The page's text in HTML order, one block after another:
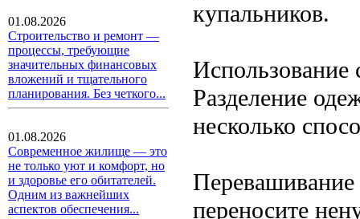
01.08.2026
Строительство и ремонт —
процессы, требующие
значительных финансовых
вложений и тщательного
планирования. Без четкого...
01.08.2026
Современное жилище — это
не только уют и комфорт, но
и здоровье его обитателей.
Одним из важнейших
аспектов обеспечения...
купальников.
Использование
Разделение
несколько
переносите